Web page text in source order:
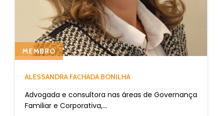
MEMBRO
ALESSANDRA FACHADA BONILHA
Advogada e consultora nas áreas de Governança
Familiar e Corporativa,...